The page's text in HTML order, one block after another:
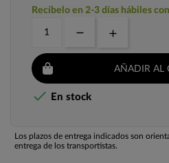
Recíbelo en 2-3 días hábiles
AÑADIR AL
 En stock
Los plazos de entrega indicados son
entrega de los transportistas.